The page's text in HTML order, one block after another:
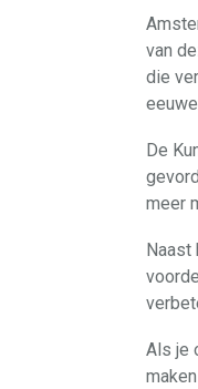
van
die
De
meer
Naast
Als je